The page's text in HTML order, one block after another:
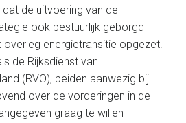
de uitvoering van de
ook bestuurlijk geborgd
overleg energietransitie opgezet.
de Rijksdienst van
(RVO), beiden aanwezig bij
over de vorderingen in de
graag te willen